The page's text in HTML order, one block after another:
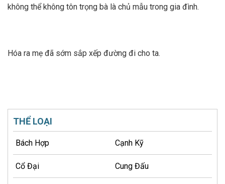
không thể không tôn trọng bà là chủ mẫu trong gia đình.
Hóa ra mẹ đã sớm sắp xếp đường đi cho ta.
THỂ LOẠI
Bách Hợp Cạnh Kỹ
Cổ Đại Cung Đấu